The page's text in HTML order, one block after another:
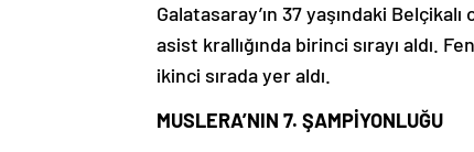
Galatasaray’ın 37 yaşındaki
asist krallığında birinci sırayı aldı.
ikinci sırada yer aldı.
MUSLERA’NIN 7. ŞAMPİYONLUĞU